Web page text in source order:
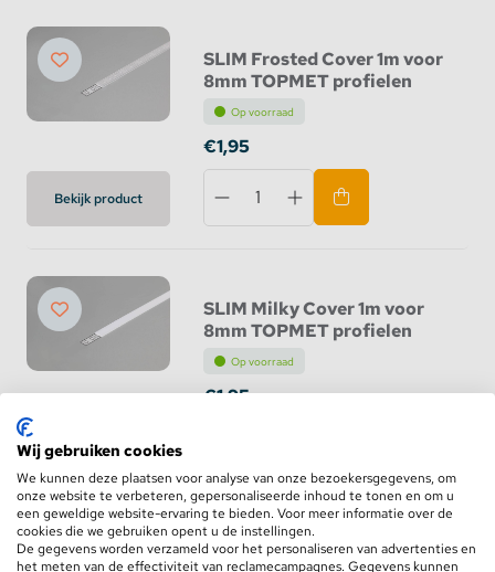
Bekijk product
SLIM Frosted Cover 1m voor
8mm TOPMET profielen
Op voorraad
€1,95
Bekijk product
SLIM Milky Cover 1m voor
8mm TOPMET profielen
Op voorraad
€1,95
SLIM Transparante Cover
Wij gebruiken cookies
We kunnen deze plaatsen voor analyse van onze bezoekersgegevens, om
onze website te verbeteren, gepersonaliseerde inhoud te tonen en om u
een geweldige website-ervaring te bieden. Voor meer informatie over de
cookies die we gebruiken opent u de instellingen.
De gegevens worden verzameld voor het personaliseren van advertenties en
het meten van de effectiviteit van reclamecampagnes. Gegevens kunnen